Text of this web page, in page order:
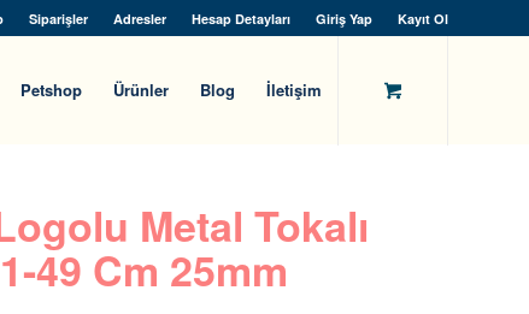
Siparişler Adresler Hesap Detayları Giriş Yap Kayıt Ol
Petshop Ürünler Blog İletişim
Metal Tokalı
49 Cm 25mm